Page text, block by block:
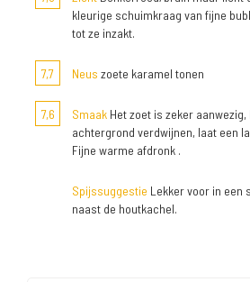
kleurige schuimkraag van fijne
tot ze inzakt.
7,7 Neus zoete karamel tonen
7,6 Smaak Het zoet is zeker
achtergrond verdwijnen, laat een
Fijne warme afdronk .
Spijssuggestie Lekker voor in een
naast de houtkachel.